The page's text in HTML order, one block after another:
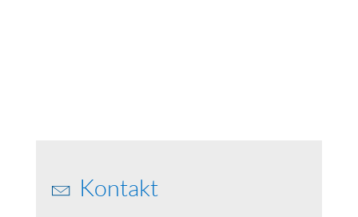
Kontakt